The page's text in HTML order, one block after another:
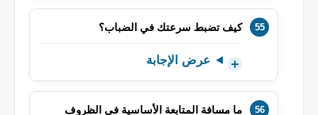
كيف تضبط سرعتك في الضباب؟
عرض الإجابة
ما مسافة المتابعة الأساسية في الظروف